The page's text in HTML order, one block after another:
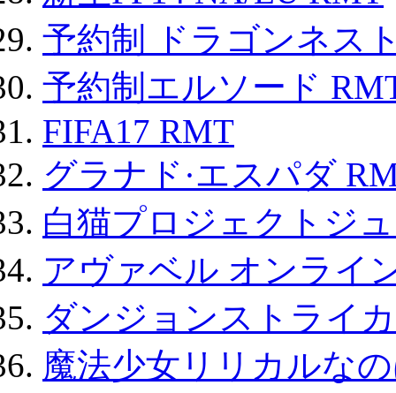
予約制 ドラゴンネス
予約制エルソード
FIFA17 RMT
グラナド·エスパダ
白猫プロジェクトジ
アヴァベル オンライ
ダンジョンストライ
魔法少女リリカルな